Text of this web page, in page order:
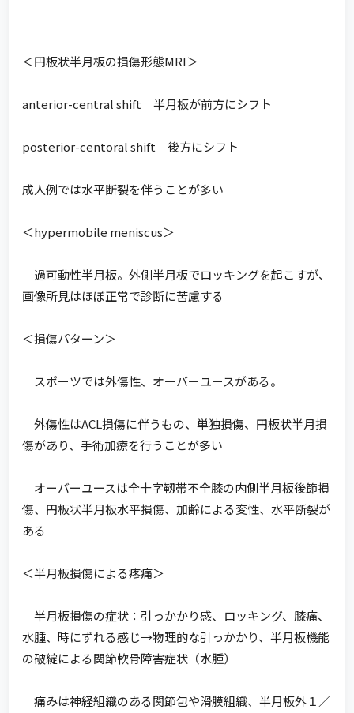
＜円板状半月板の損傷形態MRI＞
anterior-central shift 半月板が前方にシフト
posterior-centoral shift 後方にシフト
成人例では水平断裂を伴うことが多い
＜hypermobile meniscus＞
過可動性半月板。外側半月板でロッキングを起こすが、
画像所見はほぼ正常で診断に苦慮する
＜損傷パターン＞
スポーツでは外傷性、オーバーユースがある。
外傷性はACL損傷に伴うもの、単独損傷、円板状半月損
傷があり、手術加療を行うことが多い
オーバーユースは全十字靱帯不全膝の内側半月板後節損
傷、円板状半月板水平損傷、加齢による変性、水平断裂が
ある
＜半月板損傷による疼痛＞
半月板損傷の症状：引っかかり感、ロッキング、膝痛、
水腫、時にずれる感じ→物理的な引っかかり、半月板機能
の破綻による関節軟骨障害症状（水腫）
痛みは神経組織のある関節包や滑膜組織、半月板外１／